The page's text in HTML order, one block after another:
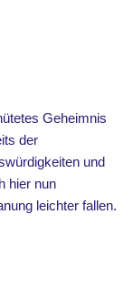
Geheimnis
der
und
hier nun
leichter fallen.